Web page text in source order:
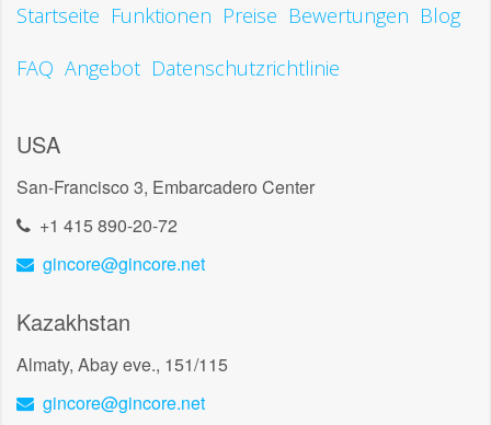
Startseite Funktionen Preise Bewertungen Blog
FAQ Angebot Datenschutzrichtlinie
USA
San-Francisco 3, Embarcadero Center
+1 415 890-20-72
gincore@gincore.net
Kazakhstan
Almaty, Abay eve., 151/115
gincore@gincore.net